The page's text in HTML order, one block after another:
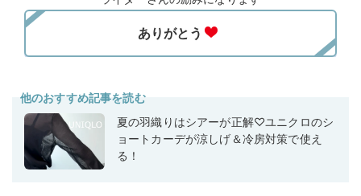
他のおすすめ記事を読む
夏の羽織りはシアーが正解♡ユニクロのシ
ョートカーデが涼しげ＆冷房対策で使え
る！